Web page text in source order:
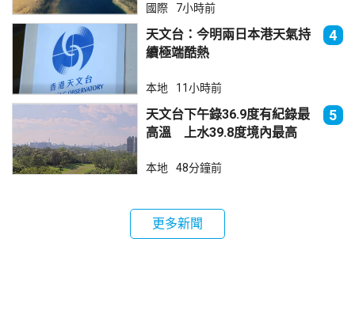
國際 7小時前
天文台：今明兩日本港天氣持
續極端酷熱
4
本地 11小時前
天文台下午錄36.9度有紀錄最
高溫 上水39.8度境內最高
5
本地 48分鐘前
更多新聞